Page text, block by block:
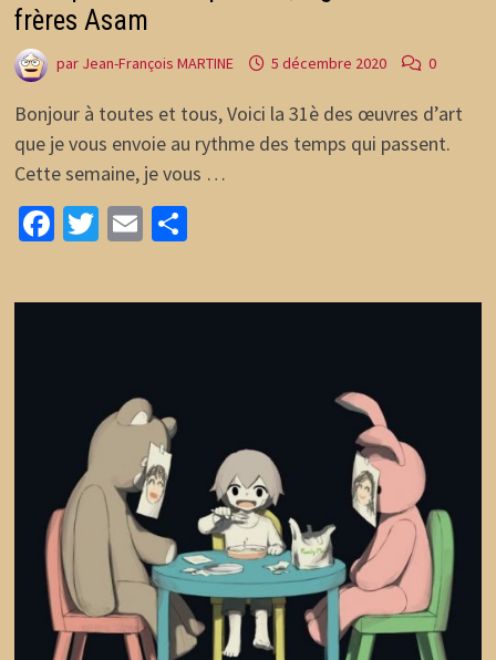
frères Asam
par Jean-François MARTINE 5 décembre 2020 0
Bonjour à toutes et tous, Voici la 31è des œuvres d’art
que je vous envoie au rythme des temps qui passent.
Cette semaine, je vous …
Facebook
Twitter
EmailPartager